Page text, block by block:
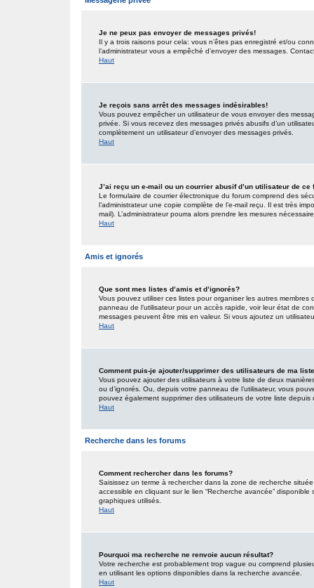
Je ne peux pas envoyer de messages privés!
Il y a trois raisons pour cela: vous n’êtes pas enregistré et/ou
l’administrateur vous a empêché d’envoyer des messages.
Haut
Je reçois sans arrêt des messages indésirables!
Vous pouvez empêcher un utilisateur de vous envoyer des
privée. Si vous recevez des messages privés abusifs d’un
complètement un utilisateur d’envoyer des messages privés.
Haut
J’ai reçu un e-mail ou un courrier abusif d’un utilisateur de ce
Le formulaire de courrier électronique du forum comprend des
l’administrateur une copie complète de l’e-mail reçu. Il est très
mail). L’administrateur pourra alors prendre les mesures
Haut
Amis et ignorés
Que sont mes listes d’amis et d’ignorés?
Vous pouvez utiliser ces listes pour organiser les autres
panneau de l’utilisateur pour un accès rapide, voir leur état de
messages peuvent être mis en valeur. Si vous ajoutez un
Haut
Comment puis-je ajouter/supprimer des utilisateurs de ma
Vous pouvez ajouter des utilisateurs à votre liste de deux
ou d’ignorés. Ou, depuis votre panneau de l’utilisateur, vous
pouvez également supprimer des utilisateurs de votre liste depuis
Haut
Recherche dans les forums
Comment rechercher dans les forums?
Saisissez un terme à rechercher dans la zone de recherche
accessible en cliquant sur le lien “Recherche avancée”
graphiques utilisés.
Haut
Pourquoi ma recherche ne renvoie aucun résultat?
Votre recherche est probablement trop vague ou comprend
en utilisant les options disponibles dans la recherche avancée.
Haut